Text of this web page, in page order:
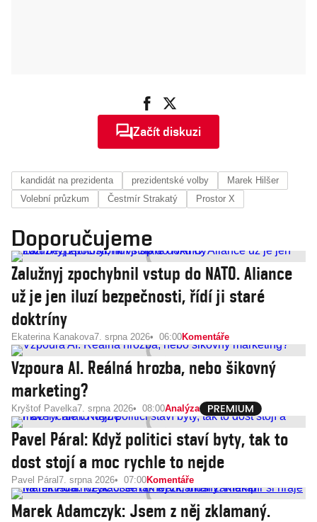
Začít diskuzi
kandidát na prezidenta prezidentské volby
Marek Hilšer
Volební průzkum
Čestmír Strakatý Prostor X
Doporučujeme
Zalužnyj zpochybnil vstup do NATO. Aliance
už je jen iluzí bezpečnosti, řídí ji staré
doktríny
Ekaterina Kanakova7. srpna 2026 06:00Komentáře
Vzpoura AI. Reálná hrozba, nebo šikovný
marketing?
Kryštof Pavelka7. srpna 2026 08:00Analýza
Pavel Páral: Když politici staví byty, tak to
dost stojí a moc rychle to nejde
Pavel Páral 7. srpna 2026 07:00Komentáře
Marek Adamczyk: Jsem z něj zklamaný.